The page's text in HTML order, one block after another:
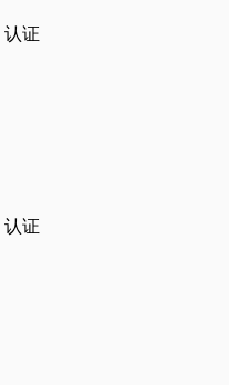
认证
认证